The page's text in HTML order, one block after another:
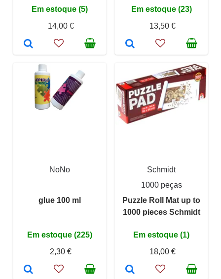
Em estoque (5)
14,00 €
Em estoque (23)
13,50 €
NoNo
glue 100 ml
Em estoque (225)
2,30 €
Schmidt
1000 peças
Puzzle Roll Mat up to
1000 pieces Schmidt
Em estoque (1)
18,00 €